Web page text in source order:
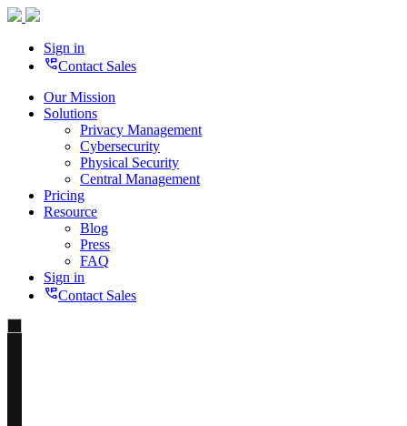
Sign in
perm_phone_msgContact Sales
Our Mission
Solutions
Privacy Management
Cybersecurity
Physical Security
Central Management
Pricing
Resource
Blog
Press
FAQ
Sign in
perm_phone_msgContact Sales